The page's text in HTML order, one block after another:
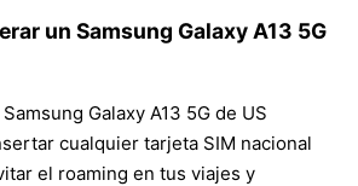
un Samsung Galaxy A13 5G
Galaxy A13 5G de US
cualquier tarjeta SIM nacional
el roaming en tus viajes y